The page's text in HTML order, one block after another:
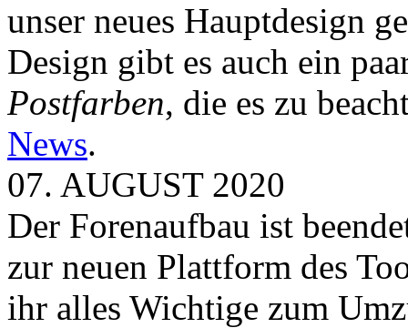
unser neues Hauptdesign
Design gibt es auch ein
Postfarben, die es zu
News.
07. AUGUST 2020
Der Forenaufbau ist
zur neuen Plattform des
ihr alles Wichtige zum